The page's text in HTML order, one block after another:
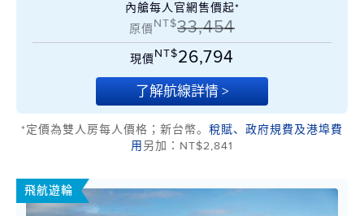
內艙每人官網售價起*
原價NT$33,454
現價NT$26,794
了解航線詳情 >
*定價為雙人房每人價格；新台幣。 稅賦、政府規費及港埠費
用 另加：NT$2,841
飛航遊輪